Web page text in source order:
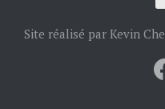
Site réalisé par Kevin